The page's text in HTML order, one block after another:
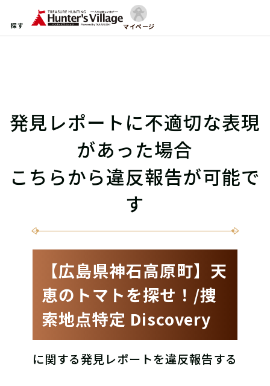
探す マイページ
発見レポートに不適切な表現
があった場合
こちらから違反報告が可能で
す
【広島県神石高原町】天
恵のトマトを探せ！/捜
索地点特定 Discovery
に関する発見レポートを違反報告する